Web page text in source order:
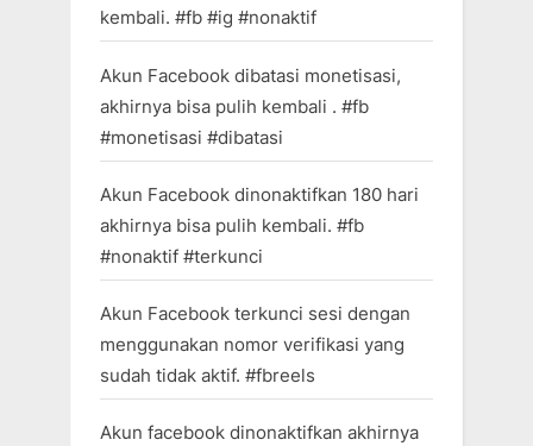
kembali. #fb #ig #nonaktif
Akun Facebook dibatasi monetisasi,
akhirnya bisa pulih kembali . #fb
#monetisasi #dibatasi
Akun Facebook dinonaktifkan 180 hari
akhirnya bisa pulih kembali. #fb
#nonaktif #terkunci
Akun Facebook terkunci sesi dengan
menggunakan nomor verifikasi yang
sudah tidak aktif. #fbreels
Akun facebook dinonaktifkan akhirnya